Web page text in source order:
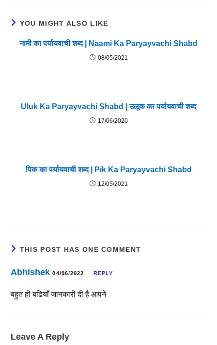
YOU MIGHT ALSO LIKE
नामी का पर्यायवाची शब्द | Naami Ka Paryayvachi Shabd
08/05/2021
Uluk Ka Paryayvachi Shabd | उलूक का पर्यायवाची शब्द
17/06/2020
पिक का पर्यायवाची शब्द | Pik Ka Paryayvachi Shabd
12/05/2021
THIS POST HAS ONE COMMENT
Abhishek 04/06/2022 REPLY
बहुत ही बढियाँ जानकारी दी है आपने
Leave A Reply